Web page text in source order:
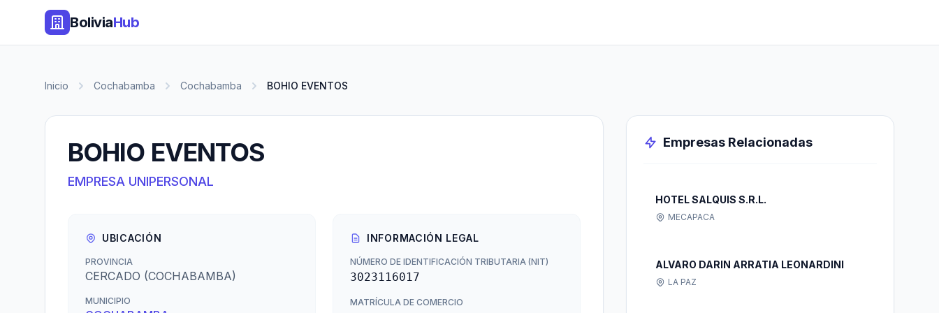
BoliviaHub
Inicio Cochabamba Cochabamba BOHIO EVENTOS
BOHIO EVENTOS
EMPRESA UNIPERSONAL
UBICACIÓN
PROVINCIA
CERCADO (COCHABAMBA)
MUNICIPIO
INFORMACIÓN LEGAL
NÚMERO DE IDENTIFICACIÓN TRIBUTARIA (NIT)
3023116017
MATRÍCULA DE COMERCIO
Empresas Relacionadas
HOTEL SALQUIS S.R.L.
MECAPACA
ALVARO DARIN ARRATIA LEONARDINI
LA PAZ